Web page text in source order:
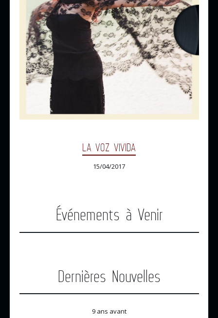
LA VOZ VIVIDA
15/04/2017
Événements à Venir
Dernières Nouvelles
9 ans avant